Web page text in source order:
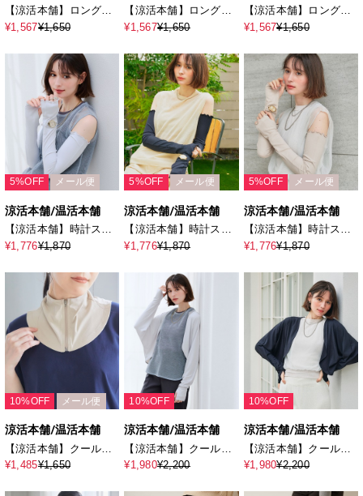
【涼活本舗】ロングア
ームカバー
¥1,567¥1,650
【涼活本舗】ロングア
ームカバー
¥1,567¥1,650
【涼活本舗】ロングア
ームカバー
¥1,567¥1,650
5%OFF メール便
涼活本舗/温活本舗
【涼活本舗】時計スリ
ットアームカバー
¥1,776¥1,870
5%OFF メール便
涼活本舗/温活本舗
【涼活本舗】時計スリ
ットアームカバー
¥1,776¥1,870
5%OFF メール便
涼活本舗/温活本舗
【涼活本舗】時計スリ
ットアームカバー
¥1,776¥1,870
10%OFF メール便
涼活本舗/温活本舗
【涼活本舗】クールネ
ックカバー
¥1,485¥1,650
10%OFF
涼活本舗/温活本舗
【涼活本舗】クールボ
レロ
¥1,980¥2,200
10%OFF
涼活本舗/温活本舗
【涼活本舗】クールボ
レロ
¥1,980¥2,200